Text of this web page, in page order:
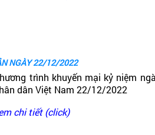
NGÀY 22/12/2022
trình khuyến mại kỷ niệm
dân Việt Nam 22/12/2022
chi tiết (click)